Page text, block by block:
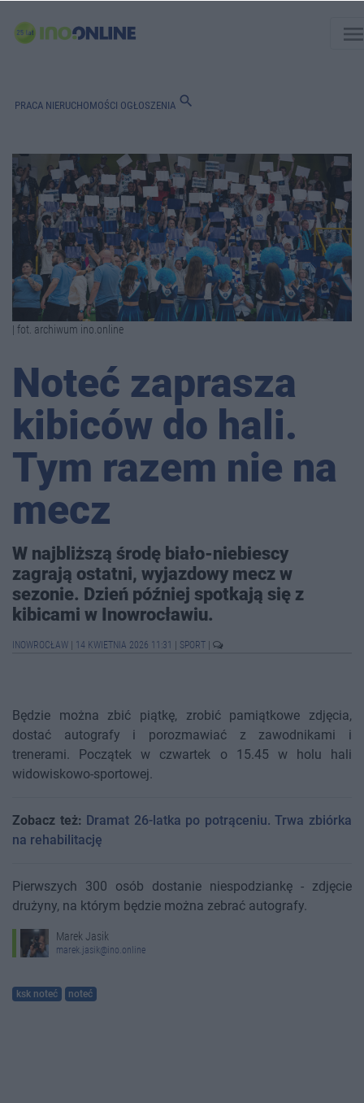
PRACA NIERUCHOMOŚCI OGŁOSZENIA search
| fot. archiwum ino.online
Noteć zaprasza
kibiców do hali.
Tym razem nie na
mecz
W najbliższą środę biało-niebiescy
zagrają ostatni, wyjazdowy mecz w
sezonie. Dzień później spotkają się z
kibicami w Inowrocławiu.
INOWROCŁAW 14 KWIETNIA 2026 11:31 SPORT
Będzie można zbić piątkę, zrobić pamiątkowe zdjęcia,
dostać autografy i porozmawiać z zawodnikami i
trenerami. Początek w czwartek o 15.45 w holu hali
widowiskowo-sportowej.
Zobacz też: Dramat 26-latka po potrąceniu. Trwa zbiórka
na rehabilitację
Pierwszych 300 osób dostanie niespodziankę - zdjęcie
drużyny, na którym będzie można zebrać autografy.
Marek Jasik
marek.jasik@ino.online
ksk noteć noteć